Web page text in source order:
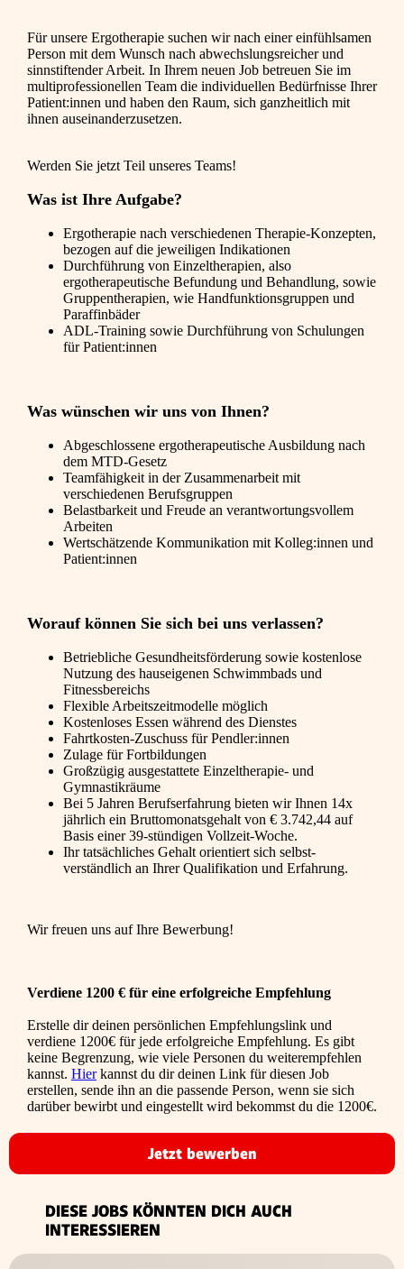
Für unsere Ergotherapie suchen wir nach einer einfühlsamen
Person mit dem Wunsch nach abwechslungsreicher und
sinnstiftender Arbeit. In Ihrem neuen Job betreuen Sie im
multiprofessionellen Team die individuellen Bedürfnisse Ihrer
Patient:innen und haben den Raum, sich ganzheitlich mit
ihnen auseinanderzusetzen.
Werden Sie jetzt Teil unseres Teams!
Was ist Ihre Aufgabe?
Ergotherapie nach verschiedenen Therapie-Konzepten,
bezogen auf die jeweiligen Indikationen
Durchführung von Einzeltherapien, also
ergotherapeutische Befundung und Behandlung, sowie
Gruppentherapien, wie Handfunktionsgruppen und
Paraffinbäder
ADL-Training sowie Durchführung von Schulungen
für Patient:innen
Was wünschen wir uns von Ihnen?
Abgeschlossene ergotherapeutische Ausbildung nach
dem MTD-Gesetz
Teamfähigkeit in der Zusammenarbeit mit
verschiedenen Berufsgruppen
Belastbarkeit und Freude an verantwortungsvollem
Arbeiten
Wertschätzende Kommunikation mit Kolleg:innen und
Patient:innen
Worauf können Sie sich bei uns verlassen?
Betriebliche Gesundheitsförderung sowie kostenlose
Nutzung des hauseigenen Schwimmbads und
Fitnessbereichs
Flexible Arbeitszeitmodelle möglich
Kostenloses Essen während des Dienstes
Fahrtkosten-Zuschuss für Pendler:innen
Zulage für Fortbildungen
Großzügig ausgestattete Einzeltherapie- und
Gymnastikräume
Bei 5 Jahren Berufs­­erfahrung bieten wir Ihnen 14x
jährlich ein Brutto­­monats­­gehalt von € 3.742,44 auf
Basis einer 39-stündigen Vollzeit-Woche.
Ihr tatsächliches Gehalt orientiert sich selbst­
verständlich an Ihrer Qualifikation und Erfahrung.
Wir freuen uns auf Ihre Bewerbung!
Verdiene 1200 € für eine erfolgreiche Empfehlung
Erstelle dir deinen persönlichen Empfehlungslink und
verdiene 1200€ für jede erfolgreiche Empfehlung. Es gibt
keine Begrenzung, wie viele Personen du weiterempfehlen
kannst. Hierkannst du dir deinen Link für diesen Job
erstellen, sende ihn an die passende Person, wenn sie sich
darüber bewirbt und eingestellt wird bekommst du die 1200€.
Jetzt bewerben
DIESE JOBS KÖNNTEN DICH AUCH
INTERESSIEREN